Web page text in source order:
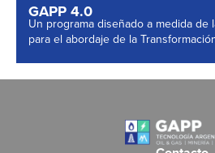
GAPP 4.0
Un programa diseñado a medida de
para el abordaje de la